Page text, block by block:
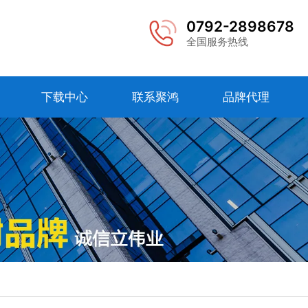
0792-2898678
全国服务热线
下载中心 联系聚鸿 品牌代理